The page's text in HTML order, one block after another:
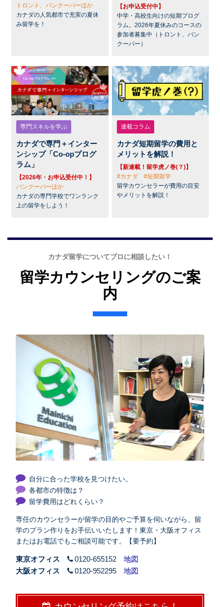
トロント、バンクーバーほか
カナダの人気都市で充実の夏休
み留学を！
【お申込受付中】
中学・高校生向けの短期プログ
ラム。2026年夏休みのコースの
参加者募集中（トロント、バン
クーバー）
専門スキルを学ぶ
カナダで専門＋インター
ンシップ「Co-opプログ
ラム」
【2026年・お申込受付中！】
バンクーバーほか
カナダの専門学校でワンランク
上の留学をしよう！
連載コラム
カナダ短期留学の費用と
メリットを解説！
【新連載！留学虎ノ巻(？)】
#カナダ #短期留学
留学カウンセラーが費用の目安
やメリットを解説！
カナダ留学についてプロに相談したい！
留学カウンセリングのご案
内
自分に合った学校を見つけたい。
各都市の特徴は？
留学費用はどれくらい？
専任のカウンセラーが留学の目的やご予算を伺いながら、留
学のプラン作りをお手伝いいたします！東京・大阪オフィス
またはお電話でもご相談可能です。【要予約】
東京オフィス 0120-655152地図
大阪オフィス
0120-952295地図